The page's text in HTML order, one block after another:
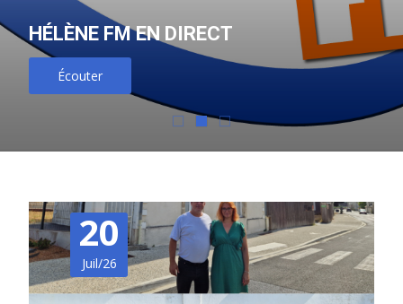
HÉLÈNE FM EN DIRECT
Écouter
20
Juil/26